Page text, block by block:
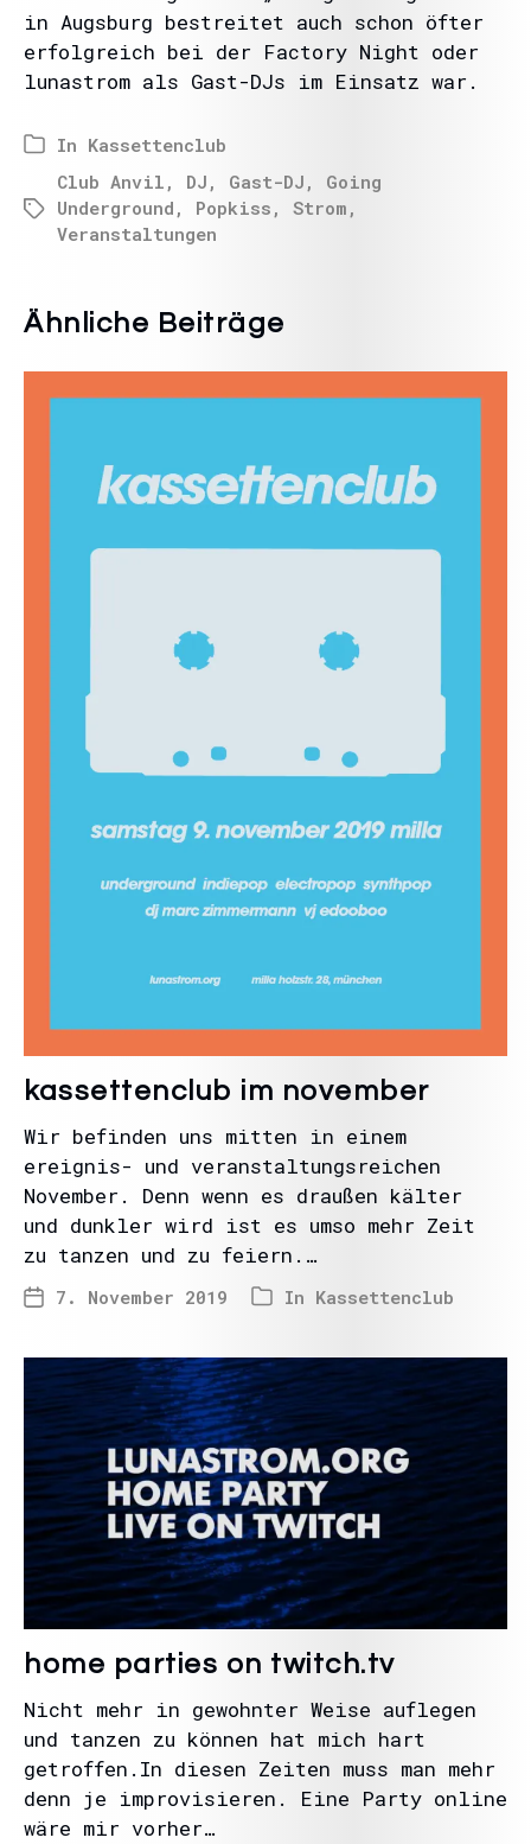
in Augsburg bestreitet auch schon öfter
erfolgreich bei der Factory Night oder
lunastrom als Gast-DJs im Einsatz war.
In Kassettenclub
Club Anvil , DJ , Gast-DJ , Going
Underground , Popkiss , Strom ,
Veranstaltungen
Ähnliche Beiträge
kassettenclub im november
Wir befinden uns mitten in einem
ereignis- und veranstaltungsreichen
November. Denn wenn es draußen kälter
und dunkler wird ist es umso mehr Zeit
zu tanzen und zu feiern.…
7. November 2019 In Kassettenclub
home parties on twitch.tv
Nicht mehr in gewohnter Weise auflegen
und tanzen zu können hat mich hart
getroffen.In diesen Zeiten muss man mehr
denn je improvisieren. Eine Party online
wäre mir vorher…